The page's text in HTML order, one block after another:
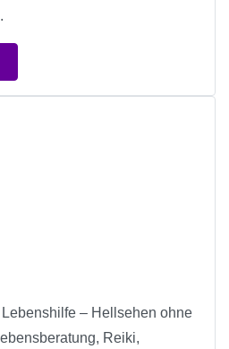
– Hellsehen ohne
Reiki,